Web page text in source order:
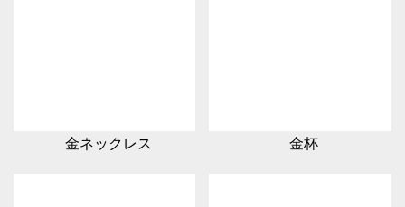
金ネックレス 金杯